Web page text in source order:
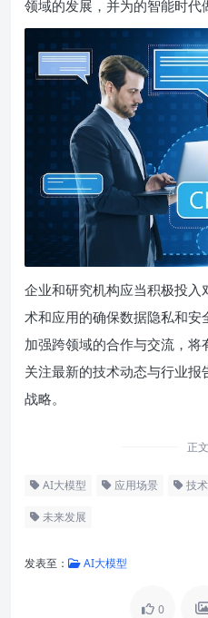
领域的发展，并为的智能时代
企业和研究机构应当积极投
术和应用的确保数据隐私和安
加强跨领域的合作与交流，将
关注最新的技术动态与行业
战略。
正
AI大模型 应用场景 技
未来发展
发表至： AI大模型
0